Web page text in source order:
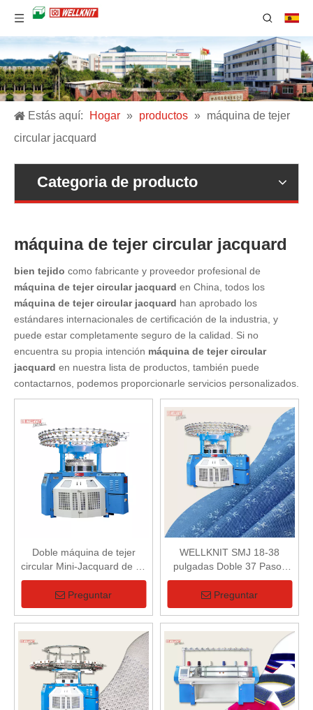
Estás aquí: Hogar » productos » máquina de tejer
circular jacquard
Categoria de producto
máquina de tejer circular jacquard
bien tejido como fabricante y proveedor profesional de
máquina de tejer circular jacquard en China, todos los
máquina de tejer circular jacquard han aprobado los
estándares internacionales de certificación de la industria, y
puede estar completamente seguro de la calidad. Si no
encuentra su propia intención máquina de tejer circular
jacquard en nuestra lista de productos, también puede
contactarnos, podemos proporcionarle servicios personalizados.
Doble máquina de tejer
circular Mini-Jacquard de 37
pasos
Preguntar
WELLKNIT SMJ 18-38
pulgadas Doble 37 Pasos
Mini-Máquina de tejer
circular Jacquard para tela
Mini Jacquard
Preguntar